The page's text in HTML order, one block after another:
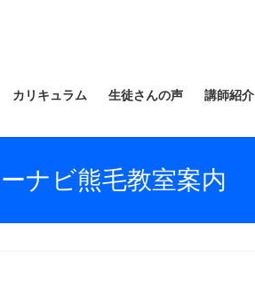
カリキュラム 生徒さんの声 講師紹介
ナビ熊毛教室案内